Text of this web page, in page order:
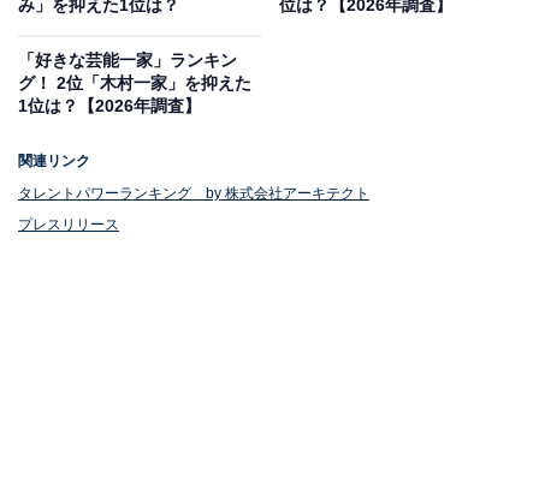
み」を抑えた1位は？
位は？【2026年調査】
「好きな芸能一家」ランキン
グ！ 2位「木村一家」を抑えた
1位は？【2026年調査】
関連リンク
タレントパワーランキング by 株式会社アーキテクト
プレスリリース